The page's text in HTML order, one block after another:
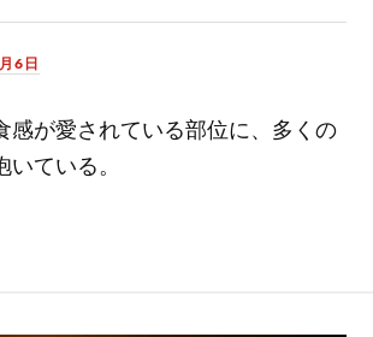
6日
感が愛されている部位に、多くの
ている。